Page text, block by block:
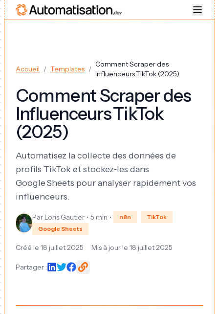
Accueil / Templates /
Comment Scraper des
Influenceurs TikTok (2025)
Comment Scraper des
Influenceurs TikTok
(2025)
Automatisez la collecte des données de
profils TikTok et stockez‑les dans
Google Sheets pour analyser rapidement vos
influenceurs.
Par Loris Gautier • 5 min • n8n
TikTok
Google Sheets
Créé le 18 juillet 2025 Mis à jour le 18 juillet 2025
Partager :